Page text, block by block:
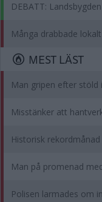
DEBATT:
Många drabbade
MEST LÄST
Man gripen efter stöld
Misstänker att
Historisk
Man på promenad
Polisen larmades om